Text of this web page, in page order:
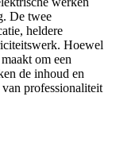
De twee
heldere
Hoewel
om een
de inhoud en
professionaliteit